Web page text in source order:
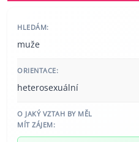
HLEDÁM:
muže
ORIENTACE:
heterosexuální
O JAKÝ VZTAH BY MĚL
MÍT ZÁJEM: